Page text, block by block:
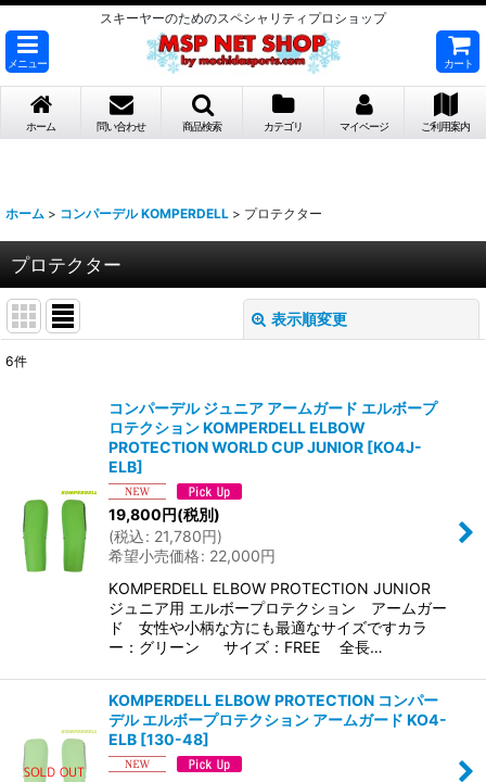
スキーヤーのためのスペシャリティプロショップ
メニュー カート
ホーム 問い合わせ 商品検索 カテゴリ マイページ ご利用案内
ホーム > コンパーデル KOMPERDELL > プロテクター
プロテクター
表示順変更
絞り込む
6件
コンパーデル ジュニア アームガード エルボープ
ロテクション KOMPERDELL ELBOW
PROTECTION WORLD CUP JUNIOR [KO4J-
ELB]
19,800円(税別)
(税込: 21,780円)
希望小売価格: 22,000円
KOMPERDELL ELBOW PROTECTION JUNIOR
ジュニア用 エルボープロテクション アームガー
ド 女性や小柄な方にも最適なサイズですカラ
ー：グリーン サイズ：FREE 全長…
KOMPERDELL ELBOW PROTECTION コンパー
デル エルボープロテクション アームガード KO4-
ELB [130-48]